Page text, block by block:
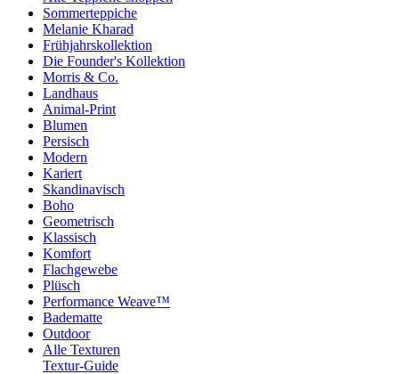
Sommerteppiche
Melanie Kharad
Frühjahrskollektion
Die Founder's Kollektion
Morris & Co.
Landhaus
Animal-Print
Blumen
Persisch
Modern
Kariert
Skandinavisch
Boho
Geometrisch
Klassisch
Komfort
Flachgewebe
Plüsch
Performance Weave™
Badematte
Outdoor
Alle Texturen
Textur-Guide